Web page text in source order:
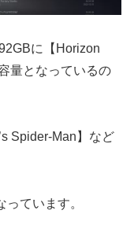
に【Horizon
量となっているの
Spider-Man】など
ています。